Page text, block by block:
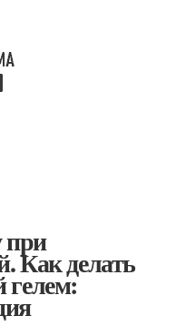
при
Как делать
гелем: